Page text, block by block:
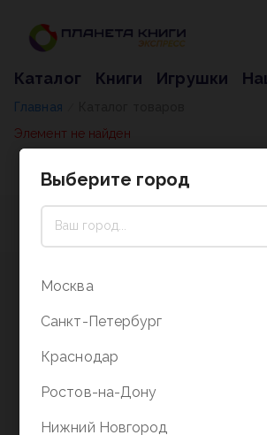
Каталог Книги Игрушки
Главная
Элемент не найден
8
Режим
в выходные и
без
Политика конфиденциальности
Выберите город
Москва
Санкт-Петербург
Краснодар
Ростов-на-Дону
Нижний Новгород